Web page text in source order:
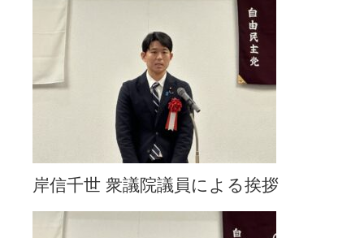
岸信千世 衆議院議員による挨拶